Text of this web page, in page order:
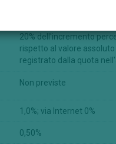
20% dell'incremento
rispetto al valore
registrato dalla quota
Non previste
1,0%; via Internet 0%
0,50%
in passato non sono
in funzione delle
da quella dell’azionista.
un link a questo sito senza
per l'accuratezza dei
sito vi siano link a